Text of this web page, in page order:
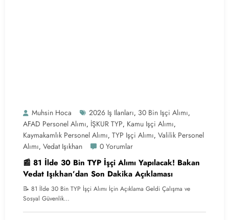
Muhsin Hoca 2026 Iş Ilanları, 30 Bin Işçi Alımı,
AFAD Personel Alımı, İŞKUR TYP, Kamu Işçi Alımı,
Kaymakamlık Personel Alımı, TYP Işçi Alımı, Valilik Personel
Alımı, Vedat Işıkhan 0 Yorumlar
📰 81 İlde 30 Bin TYP İşçi Alımı Yapılacak! Bakan
Vedat Işıkhan’dan Son Dakika Açıklaması
📝 81 İlde 30 Bin TYP İşçi Alımı İçin Açıklama Geldi Çalışma ve
Sosyal Güvenlik…